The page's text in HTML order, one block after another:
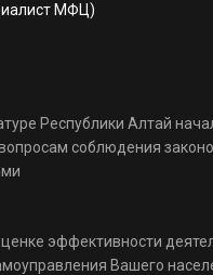
МФЦ)
Республики Алтай
соблюдения
эффективности
Вашего